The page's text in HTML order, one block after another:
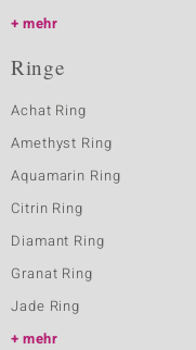
mehr
Ringe
Achat Ring
Amethyst Ring
Aquamarin Ring
Citrin Ring
Diamant Ring
Granat Ring
Jade Ring
mehr